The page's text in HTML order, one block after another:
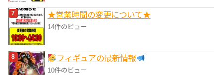
★営業時間の変更について★
14件のビュー
フィギュアの最新情報
10件のビュー